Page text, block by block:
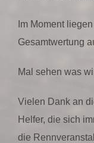
Im Moment
Gesamtwertung
Mal sehen was
Vielen Dank an
Helfer, die sich
die